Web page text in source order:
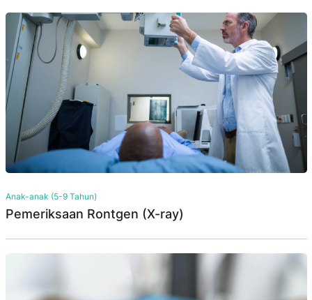
Anak-anak (5-9 Tahun)
Pemeriksaan Rontgen (X-ray)